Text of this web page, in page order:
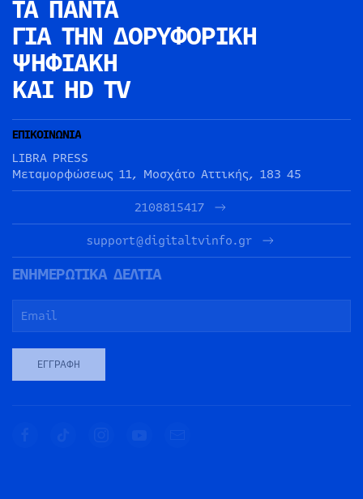
ΤΑ ΠΑΝΤΑ
ΓΙΑ ΤΗΝ ΔΟΡΥΦΟΡΙΚΗ
ΨΗΦΙΑΚΗ
ΚΑΙ HD TV
ΕΠΙΚΟΙΝΩΝΙΑ
LIBRA PRESS
Μεταμορφώσεως 11, Μοσχάτο Αττικής, 183 45
2108815417
support@digitaltvinfo.gr
ΕΝΗΜΕΡΩΤΙΚΑ ΔΕΛΤΙΑ
ΕΓΓΡΑΦΉ